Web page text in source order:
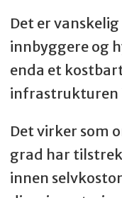
Det er
innbyggere og
enda et
infrastrukturen
Det virker som
grad har
innen